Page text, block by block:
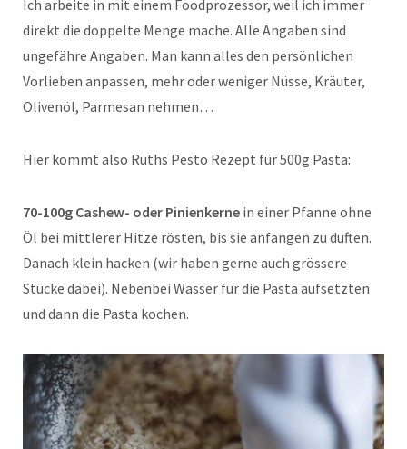
Ich arbeite in mit einem Foodprozessor, weil ich immer
direkt die doppelte Menge mache. Alle Angaben sind
ungefähre Angaben. Man kann alles den persönlichen
Vorlieben anpassen, mehr oder weniger Nüsse, Kräuter,
Olivenöl, Parmesan nehmen…
Hier kommt also Ruths Pesto Rezept für 500g Pasta:
70-100g Cashew- oder Pinienkerne in einer Pfanne ohne
Öl bei mittlerer Hitze rösten, bis sie anfangen zu duften.
Danach klein hacken (wir haben gerne auch grössere
Stücke dabei). Nebenbei Wasser für die Pasta aufsetzten
und dann die Pasta kochen.